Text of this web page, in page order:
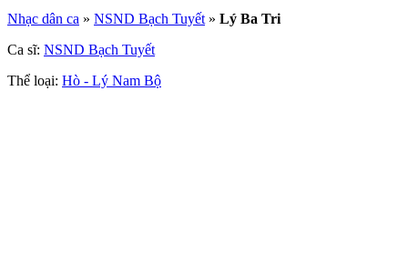
Nhạc dân ca » NSND Bạch Tuyết» Lý Ba Tri
Ca sĩ: NSND Bạch Tuyết
Thể loại: Hò - Lý Nam Bộ